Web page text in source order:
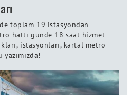
toplam 19 istasyondan
hattı günde 18 saat hizmet
istasyonları, kartal metro